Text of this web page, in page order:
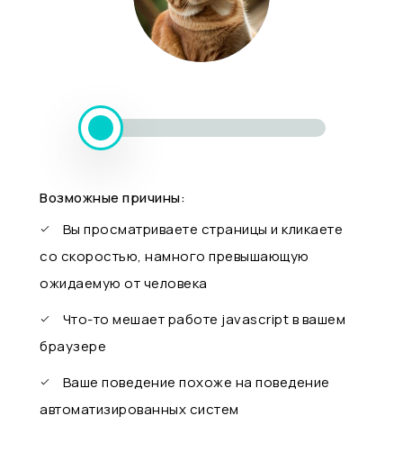
Возможные причины:
Вы просматриваете страницы и кликаете
со скоростью, намного превышающую
ожидаемую от человека
Что-то мешает работе javascript в вашем
браузере
Ваше поведение похоже на поведение
автоматизированных систем